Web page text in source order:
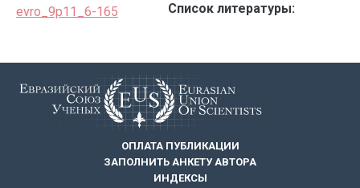
evro_9p11_6-165 Список литературы:
ОПЛАТА ПУБЛИКАЦИИ
ЗАПОЛНИТЬ АНКЕТУ АВТОРА
ИНДЕКСЫ